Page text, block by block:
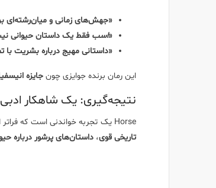
«جهش‌های زمانی و میان‌رشته‌ای
«اسب فقط یک داستان حیوانی
«داستانی مهیج درباره بشریت با
این رمان برنده جوایزی چون جایزه
نتیجه‌گیری: یک شاهکار
Horse یک تجربه خواندنی است که فراتر از یک رمان ساده عمل می‌کند؛ این کتاب یک تحقیق تاریخی عمیق است که بی‌عدالتی‌های گذشته را با مسائل نژادی امروز پیوند می‌زند. اگر به
تاریخی قوی، داستان‌های پرشور درباره